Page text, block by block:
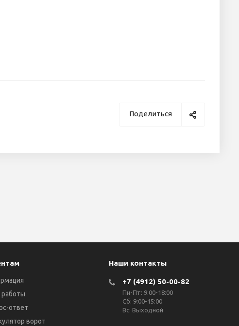
Поделиться
ответ
ворот
Наши контакты
+7 (4912) 50-00-82
Пн-Пт: 9:00-18:00
Сб: 9:00-15:00
Вс: Выходной